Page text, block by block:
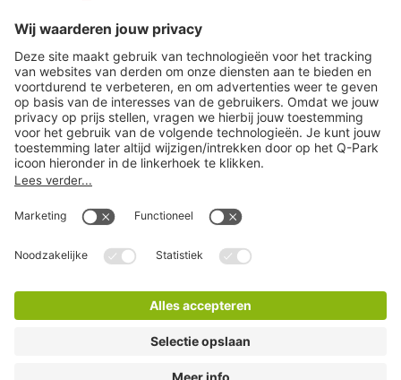
Copyright
Privacy statement
Disclaimer